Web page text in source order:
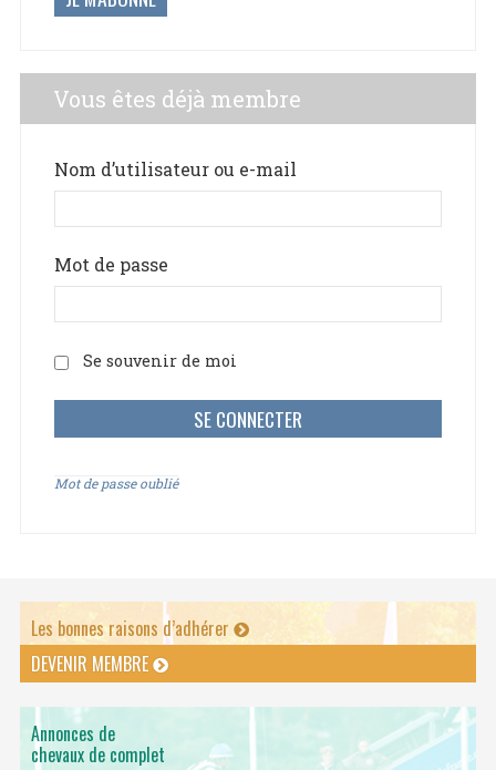
Vous êtes déjà membre
Nom d’utilisateur ou e-mail
Mot de passe
Se souvenir de moi
Mot de passe oublié
Les bonnes raisons d’adhérer
DEVENIR MEMBRE
Annonces de
chevaux de complet